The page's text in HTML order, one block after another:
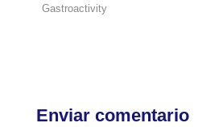
Gastroactivity
Enviar comentario